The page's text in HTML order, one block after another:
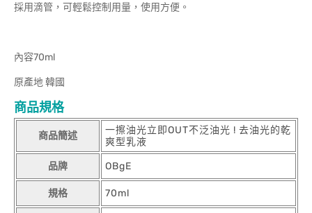
採用滴管，可輕鬆控制用量，使用方便。
內容70ml
原產地 韓國
商品規格
商品簡述
一擦油光立即OUT不泛油光 ! 去油光的乾
爽型乳液
品牌 OBgE
規格 70ml